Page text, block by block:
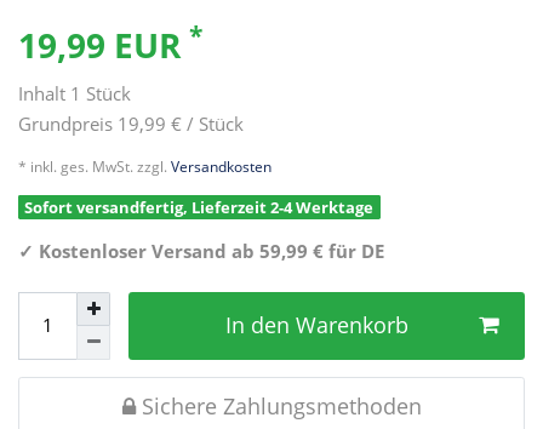
19,99 EUR *
Inhalt 1 Stück
Grundpreis 19,99 € / Stück
* inkl. ges. MwSt. zzgl. Versandkosten
Sofort versandfertig, Lieferzeit 2-4 Werktage
✓ Kostenloser Versand ab 59,99 € für DE
In den Warenkorb
Sichere Zahlungsmethoden